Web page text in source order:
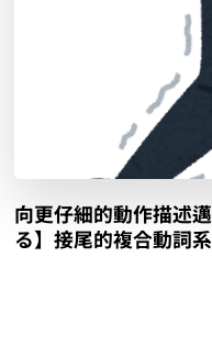
向更仔細的動作描述
る】接尾的複合動詞